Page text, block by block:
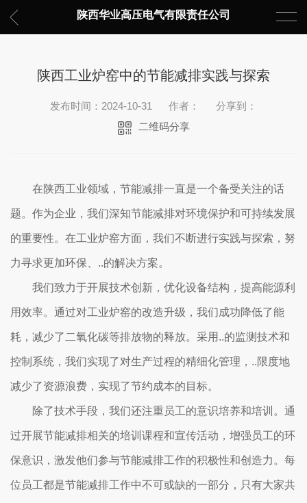
陕西华业高压电气有限责任公司
陕西工业炉窑中的节能减排实践与探索
发布时间：2024-10-31 作者：
分享到：
二维码分享
在陕西工业领域，节能减排一直是一个备受关注的话
题。作为企业，我们深知节能减排对环境保护和可持续发展
的重要性。在工业炉窑方面，我们不断进行实践与探索，努
力寻求更加环保、..的解决方案。
我们致力于开展技术创新，优化设备结构，提高能源利
用效率。通过对工业炉窑的改造升级，我们成功降低了能
耗，减少了二氧化碳等排放物的释放。采用..的监测技术和
控制系统，我们实现了对生产过程的精细化管理，..限度地
减少了资源浪费，实现了节约成本的目标。
除了技术手段，我们还注重员工的意识培养和培训。通
过开展节能减排相关的培训课程和宣传活动，增强员工的环
保意识，激发他们参与节能减排工作的积极性和创造力。每
位员工都是节能减排工作中不可或缺的一部分，只有大家共